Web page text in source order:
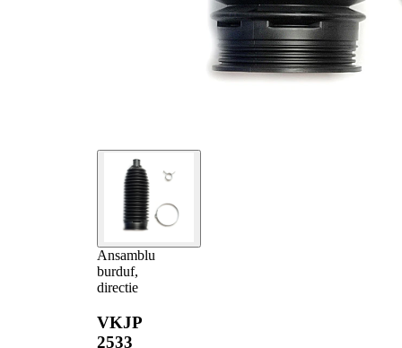
Ansamblu
burduf,
directie
VKJP
2533